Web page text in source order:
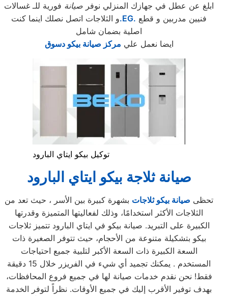
ابلغ عن عطل في جهازك المنزلي نوفر صيانة فورية للـ غسالات
و الثلاجات اتصل نصلك اينما كنت.EG.
اصلية بضمان شامل
ايضا نعمل علي مركز صيانة بيكو دسوق
توكيل بيكو ايتاي البارود
صيانة ثلاجة بيكو ايتاي البارود
تحظى صيانة بيكو ثلاجات بشهرة كبيرة بين الأسر ، حيث تعد من
الثلاجات الأكثر استخدامًا، وذلك لفعاليتها المتميزة وقدرتها
الكبيرة على التبريد. صيانة بيكو في ايتاي البارود تتميز ثلاجات
بيكو بتشكيلة متنوعة من الأحجام، حيث تتوفر الصغيرة ذات
السعة الكبيرة ذات السعة الأكبر لتلبية جميع احتياجات
المستخدم . يمكنك تجميد أي شيء في الفريزر خلال 15 دقيقة
فقط! نحن نقدم خدمات صيانة لها في جميع فروع المحافظات،
بهدف توفير الأقرب إليك في جميع الأوقات. نظراً لتوفر الخدمة